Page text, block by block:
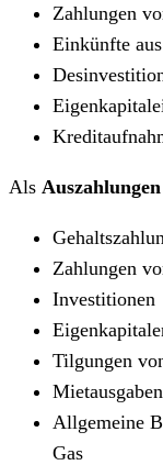
Zahlungen
Einkünfte
Als Auszahlungen
Zahlungen
Investitionen
Tilgungen
Allgemeine
Gas